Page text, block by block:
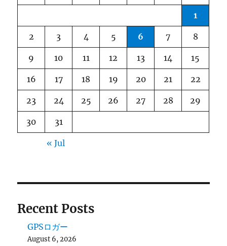
1
2 3 4 5 6 7 8
9 10 11 12 13 14 15
16 17 18 19 20 21 22
23 24 25 26 27 28 29
30 31
« Jul
Recent Posts
GPSロガー
August 6, 2026